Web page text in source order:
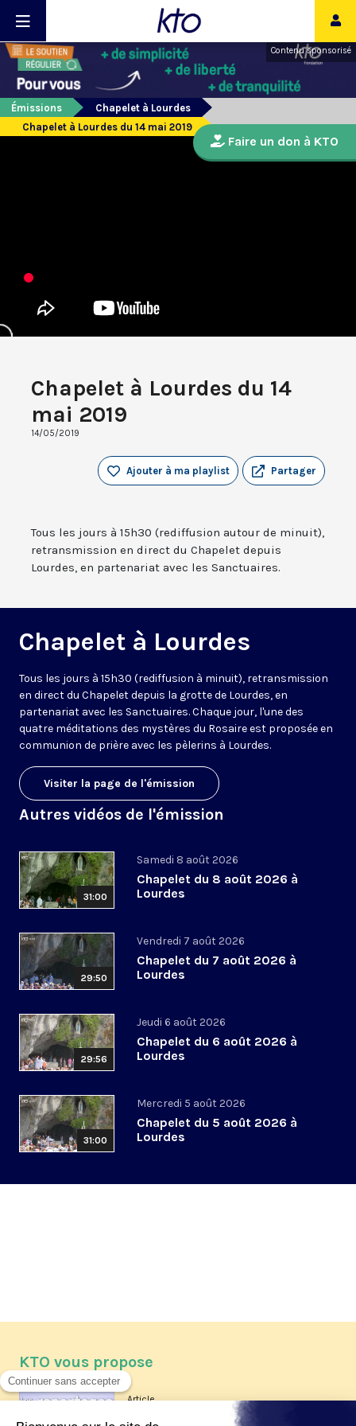
Contenu sponsorisé
Émissions
Chapelet à Lourdes
Chapelet à Lourdes du 14 mai 2019
Chapelet à Lourdes du 14
mai 2019
14/05/2019
Partager
Ajouter à ma playlist
Tous les jours à 15h30 (rediffusion autour de minuit),
retransmission en direct du Chapelet depuis
Lourdes, en partenariat avec les Sanctuaires.
Chapelet à Lourdes
Tous les jours à 15h30 (rediffusion à minuit), retransmission
en direct du Chapelet depuis la grotte de Lourdes, en
partenariat avec les Sanctuaires. Chaque jour, l'une des
quatre méditations des mystères du Rosaire est proposée en
communion de prière avec les pèlerins à Lourdes.
Visiter la page de l'émission
Autres vidéos de l'émission
31:00
Samedi 8 août 2026
Chapelet du 8 août 2026 à
Lourdes
29:50
Vendredi 7 août 2026
Chapelet du 7 août 2026 à
Lourdes
29:56
Jeudi 6 août 2026
Chapelet du 6 août 2026 à
Lourdes
31:00
Mercredi 5 août 2026
Chapelet du 5 août 2026 à
Lourdes
Faire un don à KTO
KTO vous propose
Article
Les reportages d'été 2026 de KTO